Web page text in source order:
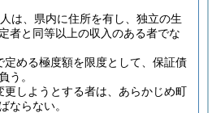
は、県内に住所を有し、独立の生
者と同等以上の収入のある者でな
定める極度額を限度として、保証債
う。
更しようとする者は、あらかじめ町
ならない。